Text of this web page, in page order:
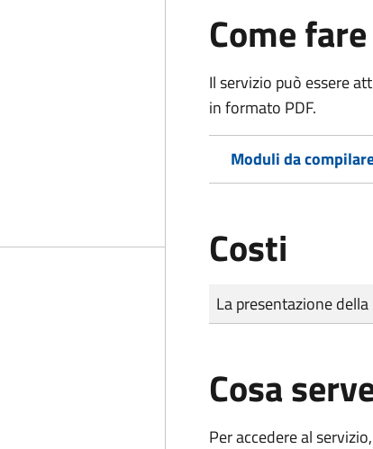
Come fare
Il servizio può essere
in formato PDF.
Moduli da
Costi
Tipo di pagamento
Importo
La presentazione
Cosa
Per accedere al